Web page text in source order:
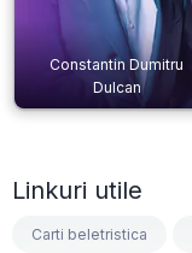
Constantin Dumitru
Dulcan
Linkuri utile
Carti beletristica